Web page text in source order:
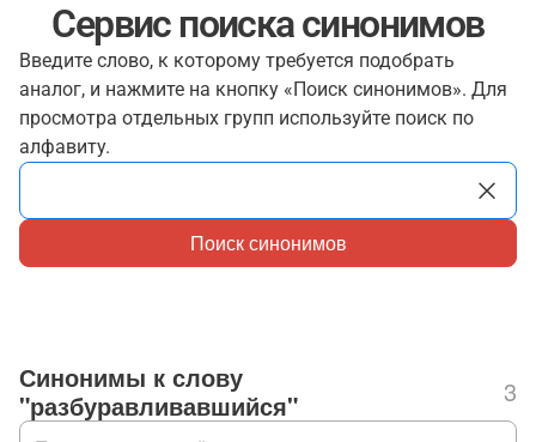
Сервис поиска синонимов
Введите слово, к которому требуется подобрать
аналог, и нажмите на кнопку «Поиск синонимов». Для
просмотра отдельных групп используйте поиск по
алфавиту.
Поиск синонимов
Синонимы к слову
"разбуравливавшийся"
3